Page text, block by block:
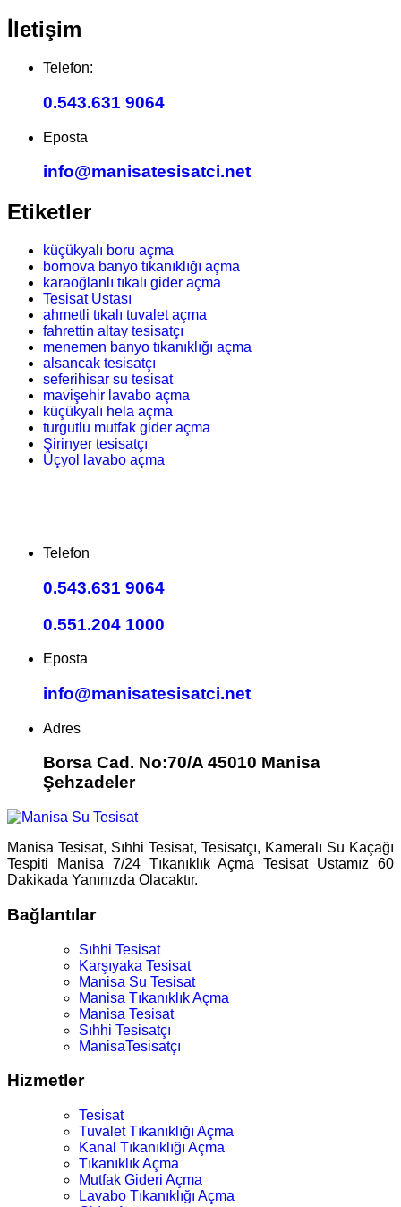
İletişim
Telefon:
0.543.631 9064
Eposta
info@manisatesisatci.net
Etiketler
küçükyalı boru açma
bornova banyo tıkanıklığı açma
karaoğlanlı tıkalı gider açma
Tesisat Ustası
ahmetli tıkalı tuvalet açma
fahrettin altay tesisatçı
menemen banyo tıkanıklığı açma
alsancak tesisatçı
seferihisar su tesisat
mavişehir lavabo açma
küçükyalı hela açma
turgutlu mutfak gider açma
Şirinyer tesisatçı
Üçyol lavabo açma
Telefon
0.543.631 9064
0.551.204 1000
Eposta
info@manisatesisatci.net
Adres
Borsa Cad. No:70/A 45010 Manisa
Şehzadeler
Manisa Tesisat, Sıhhi Tesisat, Tesisatçı, Kameralı Su Kaçağı
Tespiti Manisa 7/24 Tıkanıklık Açma Tesisat Ustamız 60
Dakikada Yanınızda Olacaktır.
Bağlantılar
Sıhhi Tesisat
Karşıyaka Tesisat
Manisa Su Tesisat
Manisa Tıkanıklık Açma
Manisa Tesisat
Sıhhi Tesisatçı
ManisaTesisatçı
Hizmetler
Tesisat
Tuvalet Tıkanıklığı Açma
Kanal Tıkanıklığı Açma
Tıkanıklık Açma
Mutfak Gideri Açma
Lavabo Tıkanıklığı Açma